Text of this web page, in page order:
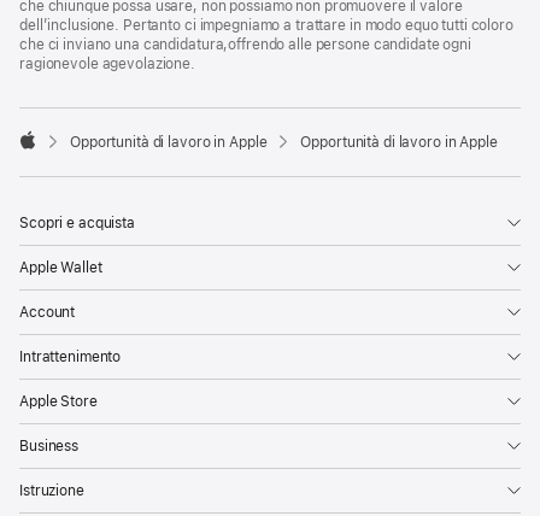
che chiunque possa usare, non possiamo non promuovere il valore
dell’inclusione. Pertanto ci impegniamo a trattare in modo equo tutti coloro
che ci inviano una candidatura,offrendo alle persone candidate ogni
ragionevole agevolazione.

Opportunità di lavoro in Apple Opportunità di lavoro in Apple
Scopri e acquista
Apple Wallet
Account
Intrattenimento
Apple Store
Business
Istruzione